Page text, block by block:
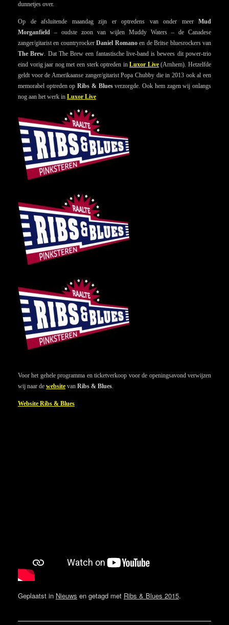
dunnetjes over.
Op de afsluitende maandag zijn er optredens van onder meer Mud
Morganfield – oudste zoon van wijlen Muddy Waters – de Canadese
zanger/gitarist en countryrockerDaniel Romanoen de Britse bluesrockers van
The Brew. Dat The Brew een fantastische live-band is bewees dit power-trio
eind vorig jaar nog met een sterk optreden inLuxor Live(Arnhem). Hetzelfde
geldt voor de Amerikaanse zanger/gitarist Popa Chubby die in 2013 ook al een
memorabel optreden opRibs & Bluesverzorgde. Ook hem zagen wij onlangs
nog aan het werk in Luxor Live
Voor het gehele programma en ticketverkoop voor de openingsavond verwijzen
wij naar de website van Ribs & Blues
Website Ribs & Blues
Geplaatst in Nieuws en getagd met Ribs & Blues 2015.